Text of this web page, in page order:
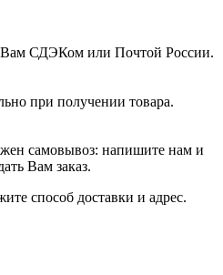
СДЭКом или Почтой России.
при получении товара. ⠀⠀
самовывоз: напишите нам и
Вам заказ.
способ доставки и адрес.